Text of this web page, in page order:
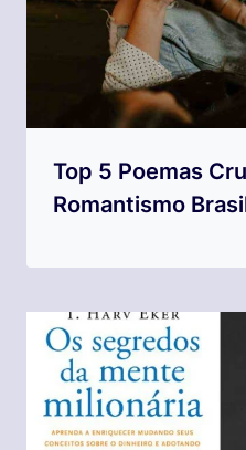
Top 5 Poemas
Romantismo